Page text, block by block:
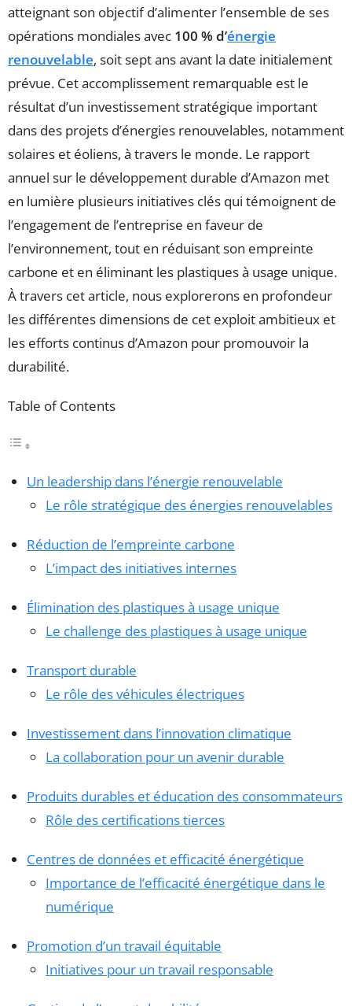
atteignant son objectif d’alimenter l’ensemble de ses
opérations mondiales avec 100 % d’énergie
renouvelable, soit sept ans avant la date initialement
prévue. Cet accomplissement remarquable est le
résultat d’un investissement stratégique important
dans des projets d’énergies renouvelables, notamment
solaires et éoliens, à travers le monde. Le rapport
annuel sur le développement durable d’Amazon met
en lumière plusieurs initiatives clés qui témoignent de
l’engagement de l’entreprise en faveur de
l’environnement, tout en réduisant son empreinte
carbone et en éliminant les plastiques à usage unique.
À travers cet article, nous explorerons en profondeur
les différentes dimensions de cet exploit ambitieux et
les efforts continus d’Amazon pour promouvoir la
durabilité.
Table of Contents
Un leadership dans l’énergie renouvelable
Le rôle stratégique des énergies renouvelables
Réduction de l’empreinte carbone
L’impact des initiatives internes
Élimination des plastiques à usage unique
Le challenge des plastiques à usage unique
Transport durable
Le rôle des véhicules électriques
Investissement dans l’innovation climatique
La collaboration pour un avenir durable
Produits durables et éducation des consommateurs
Rôle des certifications tierces
Centres de données et efficacité énergétique
Importance de l’efficacité énergétique dans le
numérique
Promotion d’un travail équitable
Initiatives pour un travail responsable